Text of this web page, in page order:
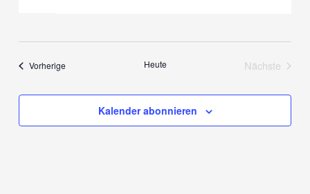
Vorherige Heute
Nächste
Kalender abonnieren